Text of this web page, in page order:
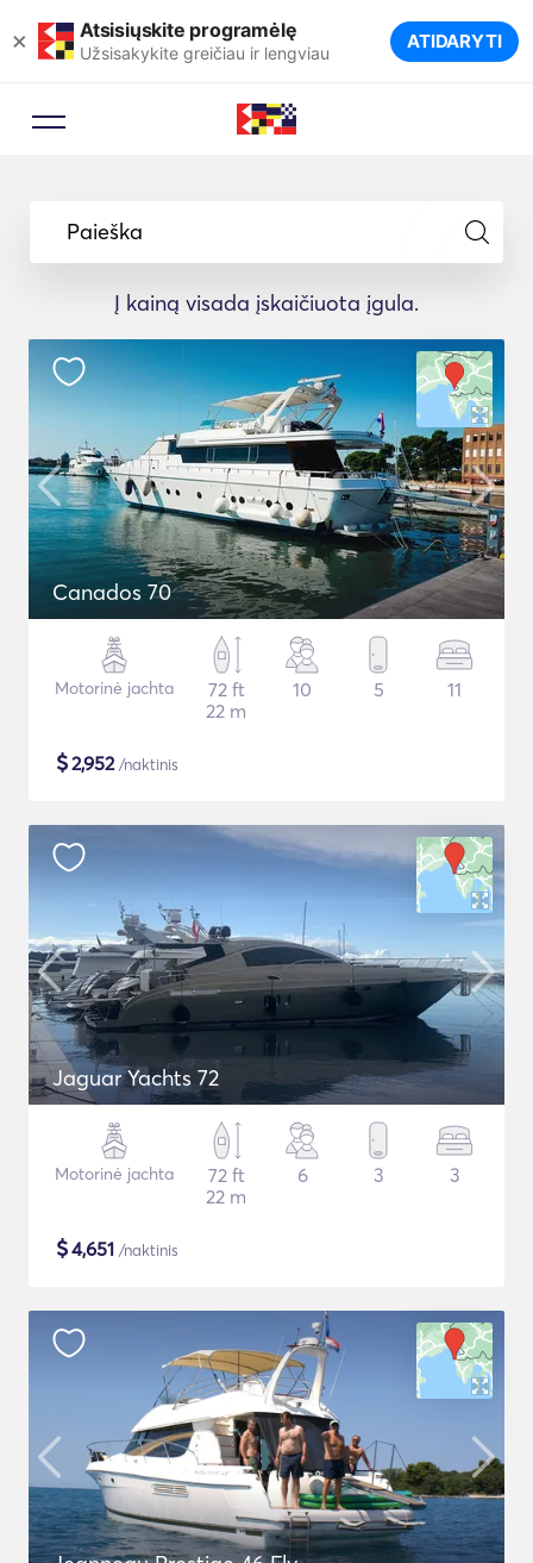
× Atsisiųskite programėlę
Užsisakykite greičiau ir lengviau ATIDARYTI
Paieška
Į kainą visada įskaičiuota įgula.
Canados 70
Motorinė jachta
72 ft
22 m
10 5 11
$2,952/naktinis
Jaguar Yachts 72
Motorinė jachta
72 ft
22 m
6 3 3
$4,651 /naktinis